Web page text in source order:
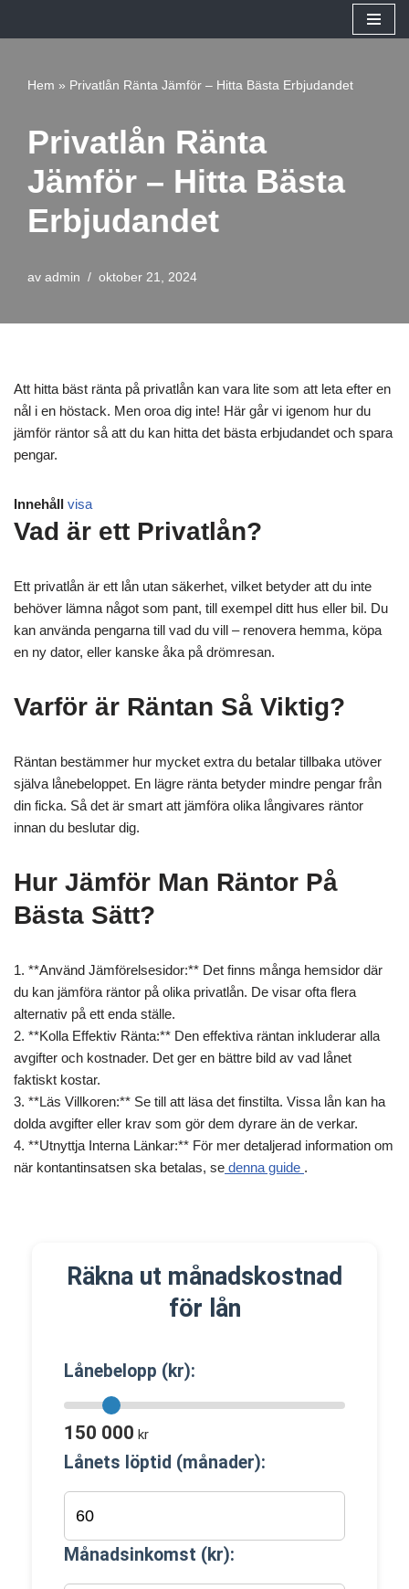
innehåll
Hem » Privatlån Ränta Jämför – Hitta Bästa Erbjudandet
Privatlån Ränta
Jämför – Hitta Bästa
Erbjudandet
av admin oktober 21, 2024
Att hitta bäst ränta på privatlån kan vara lite som att leta efter en
nål i en höstack. Men oroa dig inte! Här går vi igenom hur du
jämför räntor så att du kan hitta det bästa erbjudandet och spara
pengar.
Innehåll visa
Vad är ett Privatlån?
Ett privatlån är ett lån utan säkerhet, vilket betyder att du inte
behöver lämna något som pant, till exempel ditt hus eller bil. Du
kan använda pengarna till vad du vill – renovera hemma, köpa
en ny dator, eller kanske åka på drömresan.
Varför är Räntan Så Viktig?
Räntan bestämmer hur mycket extra du betalar tillbaka utöver
själva lånebeloppet. En lägre ränta betyder mindre pengar från
din ficka. Så det är smart att jämföra olika långivares räntor
innan du beslutar dig.
Hur Jämför Man Räntor På
Bästa Sätt?
1. **Använd Jämförelsesidor:** Det finns många hemsidor där
du kan jämföra räntor på olika privatlån. De visar ofta flera
alternativ på ett enda ställe.
2. **Kolla Effektiv Ränta:** Den effektiva räntan inkluderar alla
avgifter och kostnader. Det ger en bättre bild av vad lånet
faktiskt kostar.
3. **Läs Villkoren:** Se till att läsa det finstilta. Vissa lån kan ha
dolda avgifter eller krav som gör dem dyrare än de verkar.
4. **Utnyttja Interna Länkar:** För mer detaljerad information om
när kontantinsatsen ska betalas, se denna guide .
Räkna ut månadskostnad
för lån
Lånebelopp (kr):
150 000 kr
Lånets löptid (månader):
Månadsinkomst (kr):